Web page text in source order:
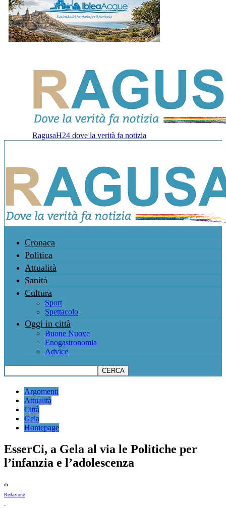
RagusaH24 dove la verità fa notizia
Cronaca
Politica
Attualità
Sanità
Cultura
Sport
Spettacolo
Oggi in città
Buone Nuove
Enogastronomia
Advice
Argomenti
Attualità
Città
Gela
Homepage
EsserCi, a Gela al via le Politiche per
l’infanzia e l’adolescenza
di
Redazione
-